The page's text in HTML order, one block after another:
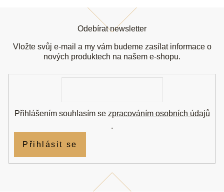
Odebírat newsletter
Vložte svůj e-mail a my vám budeme zasílat informace o
nových produktech na našem e-shopu.
Přihlášením souhlasím se zpracováním osobních údajů
.
Přihlásit se